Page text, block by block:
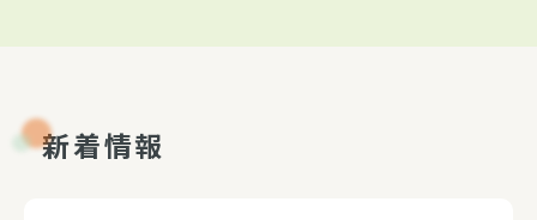
新着情報